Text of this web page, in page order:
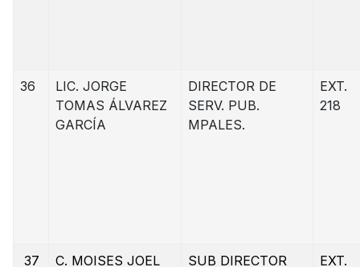
36
LIC. JORGE
TOMAS ÁLVAREZ
GARCÍA
DIRECTOR DE
SERV. PUB.
MPALES.
EXT.
218
37
C. MOISES JOEL
SUB DIRECTOR
EXT.